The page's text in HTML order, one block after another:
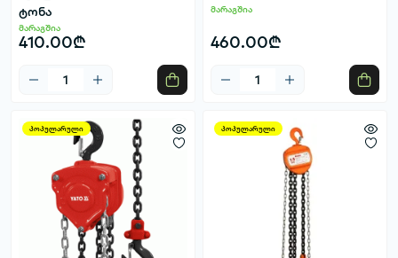
ტონა
მარაგშია
410.00₾
მარაგშია
460.00₾
პოპულარული პოპულარული